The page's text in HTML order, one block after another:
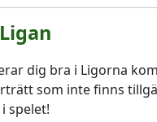
dig bra i Ligorna
som inte finns
spelet!